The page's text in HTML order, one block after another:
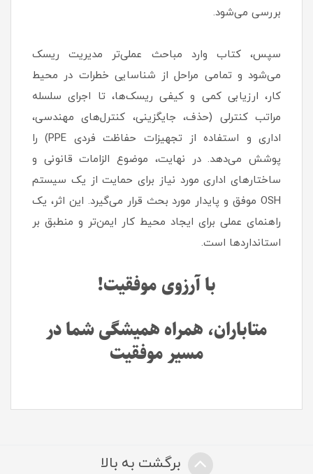
بررسی می‌شود.
سپس، کتاب وارد مباحث عملی‌تر مدیریت ریسک
می‌شود و تمامی مراحل از شناسایی خطرات در محیط
کار، ارزیابی کمی و کیفی ریسک‌ها، تا اجرای سلسله
مراتب کنترلی (حذف، جایگزینی، کنترل‌های مهندسی،
اداری و استفاده از تجهیزات حفاظت فردی PPE) را
پوشش می‌دهد. در نهایت، موضوع الزامات قانونی و
ساختارهای اداری مورد نیاز برای حمایت از یک سیستم
OSH موفق و پایدار مورد بحث قرار می‌گیرد. این اثر، یک
راهنمای عملی برای ایجاد محیط کار ایمن‌تر و منطبق بر
استانداردها است.
با آرزوی موفقیت!
متاباران، همراه همیشگی شما در
مسیر موفقیت
برگشت به بالا